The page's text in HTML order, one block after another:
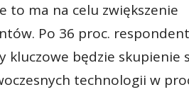
to ma na celu zwiększenie
Po 36 proc.
będzie skupienie
technologii w